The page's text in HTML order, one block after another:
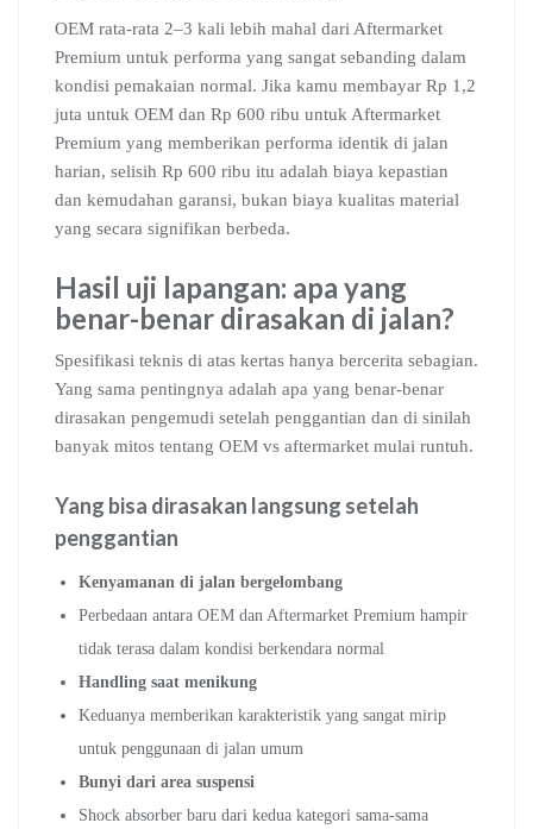
OEM rata-rata 2–3 kali lebih mahal dari Aftermarket
Premium untuk performa yang sangat sebanding dalam
kondisi pemakaian normal. Jika kamu membayar Rp 1,2
juta untuk OEM dan Rp 600 ribu untuk Aftermarket
Premium yang memberikan performa identik di jalan
harian, selisih Rp 600 ribu itu adalah biaya kepastian
dan kemudahan garansi, bukan biaya kualitas material
yang secara signifikan berbeda.
Hasil uji lapangan: apa yang
benar-benar dirasakan di jalan?
Spesifikasi teknis di atas kertas hanya bercerita sebagian.
Yang sama pentingnya adalah apa yang benar-benar
dirasakan pengemudi setelah penggantian dan di sinilah
banyak mitos tentang OEM vs aftermarket mulai runtuh.
Yang bisa dirasakan langsung setelah
penggantian
Kenyamanan di jalan bergelombang
Perbedaan antara OEM dan Aftermarket Premium hampir
tidak terasa dalam kondisi berkendara normal
Handling saat menikung
Keduanya memberikan karakteristik yang sangat mirip
untuk penggunaan di jalan umum
Bunyi dari area suspensi
Shock absorber baru dari kedua kategori sama-sama